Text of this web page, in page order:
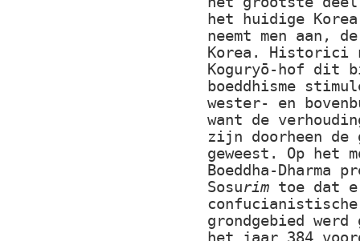
het huidige
neemt men aan,
Korea. Historici
Koguryō-hof dit
boeddhisme
wester- en
want de
zijn doorheen de
geweest. Op het
Boeddha-Dharma
Sosurim toe dat
confucianistische
grondgebied
het jaar 384